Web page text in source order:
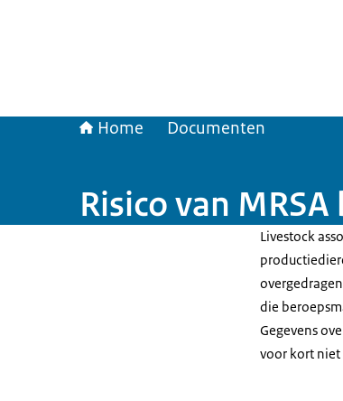
Home Documenten
Risico van
Livestock
die
Gegevens
voor kort niet